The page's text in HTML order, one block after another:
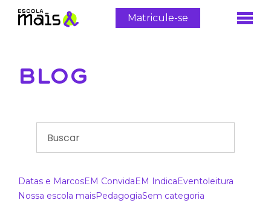
Matricule-se
BLOG
Datas e MarcosEM ConvidaEM IndicaEventoleitura
Nossa escola maisPedagogiaSem categoria